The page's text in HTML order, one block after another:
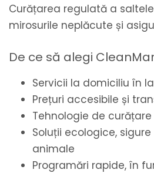
Curățarea regulată a
mirosurile neplăcute și
De ce să alegi
Servicii la domiciliu în
Prețuri accesibile și
Tehnologie de
Soluții ecologice,
animale
Programări rapide, în